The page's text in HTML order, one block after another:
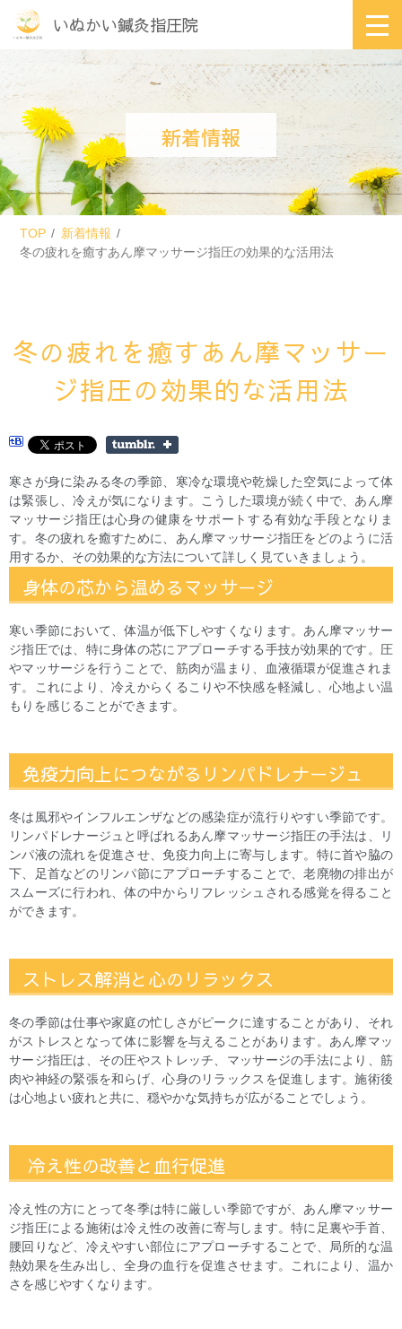
いぬかい鍼灸指圧院
新着情報
TOP
新着情報
冬の疲れを癒すあん摩マッサージ指圧の効果的な活用法
冬の疲れを癒すあん摩マッサー
ジ指圧の効果的な活用法
寒さが身に染みる冬の季節、寒冷な環境や乾燥した空気によって体
は緊張し、冷えが気になります。こうした環境が続く中で、あん摩
マッサージ指圧は心身の健康をサポートする有効な手段となりま
す。冬の疲れを癒すために、あん摩マッサージ指圧をどのように活
用するか、その効果的な方法について詳しく見ていきましょう。
身体の芯から温めるマッサージ
寒い季節において、体温が低下しやすくなります。あん摩マッサー
ジ指圧では、特に身体の芯にアプローチする手技が効果的です。圧
やマッサージを行うことで、筋肉が温まり、血液循環が促進されま
す。これにより、冷えからくるこりや不快感を軽減し、心地よい温
もりを感じることができます。
免疫力向上につながるリンパドレナージュ
冬は風邪やインフルエンザなどの感染症が流行りやすい季節です。
リンパドレナージュと呼ばれるあん摩マッサージ指圧の手法は、リ
ンパ液の流れを促進させ、免疫力向上に寄与します。特に首や脇の
下、足首などのリンパ節にアプローチすることで、老廃物の排出が
スムーズに行われ、体の中からリフレッシュされる感覚を得ること
ができます。
ストレス解消と心のリラックス
冬の季節は仕事や家庭の忙しさがピークに達することがあり、それ
がストレスとなって体に影響を与えることがあります。あん摩マッ
サージ指圧は、その圧やストレッチ、マッサージの手法により、筋
肉や神経の緊張を和らげ、心身のリラックスを促進します。施術後
は心地よい疲れと共に、穏やかな気持ちが広がることでしょう。
冷え性の改善と血行促進
冷え性の方にとって冬季は特に厳しい季節ですが、あん摩マッサー
ジ指圧による施術は冷え性の改善に寄与します。特に足裏や手首、
腰回りなど、冷えやすい部位にアプローチすることで、局所的な温
熱効果を生み出し、全身の血行を促進させます。これにより、温か
さを感じやすくなります。